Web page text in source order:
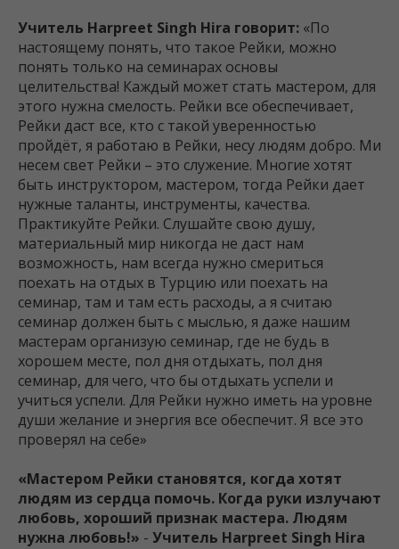
Учитель Harpreet Singh Hira говорит: «По
настоящему понять, что такое Рейки, можно
понять только на семинарах основы
целительства! Каждый может стать мастером, для
этого нужна смелость. Рейки все обеспечивает,
Рейки даст все, кто с такой уверенностью
пройдёт, я работаю в Рейки, несу людям добро. Ми
несем свет Рейки – это служение. Многие хотят
быть инструктором, мастером, тогда Рейки дает
нужные таланты, инструменты, качества.
Практикуйте Рейки. Слушайте свою душу,
материальный мир никогда не даст нам
возможность, нам всегда нужно смериться
поехать на отдых в Турцию или поехать на
семинар, там и там есть расходы, а я считаю
семинар должен быть с мыслью, я даже нашим
мастерам организую семинар, где не будь в
хорошем месте, пол дня отдыхать, пол дня
семинар, для чего, что бы отдыхать успели и
учиться успели. Для Рейки нужно иметь на уровне
души желание и энергия все обеспечит. Я все это
проверял на себе»
«Мастером Рейки становятся, когда хотят
людям из сердца помочь. Когда руки излучают
любовь, хороший признак мастера. Людям
нужна любовь!» - Учитель Harpreet Singh Hira